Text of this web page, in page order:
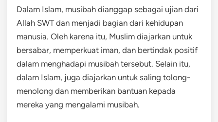
Dalam Islam, musibah dianggap sebagai ujian dari
Allah SWT dan menjadi bagian dari kehidupan
manusia. Oleh karena itu, Muslim diajarkan untuk
bersabar, memperkuat iman, dan bertindak positif
dalam menghadapi musibah tersebut. Selain itu,
dalam Islam, juga diajarkan untuk saling tolong-
menolong dan memberikan bantuan kepada
mereka yang mengalami musibah.